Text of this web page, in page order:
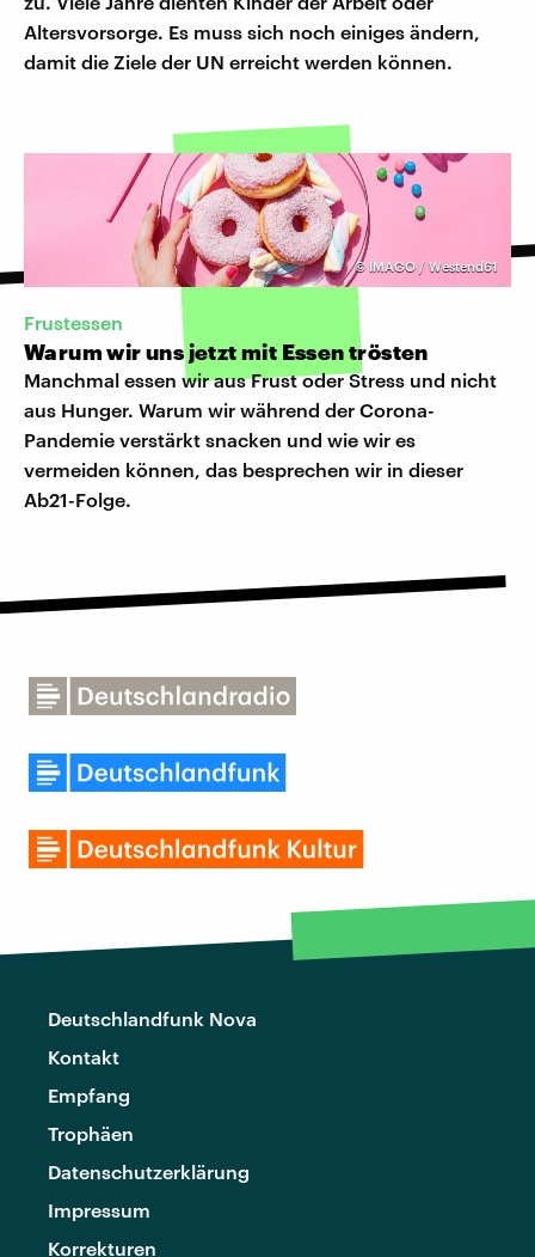
Altersvorsorge. Es muss sich noch einiges ändern,
damit die Ziele der UN erreicht werden können.
© IMAGO / Westend61
Frustessen
Warum wir uns jetzt mit Essen trösten
Manchmal essen wir aus Frust oder Stress und nicht
aus Hunger. Warum wir während der Corona-
Pandemie verstärkt snacken und wie wir es
vermeiden können, das besprechen wir in dieser
Ab21-Folge.
Deutschlandfunk Nova
Kontakt
Empfang
Trophäen
Datenschutzerklärung
Impressum
Korrekturen